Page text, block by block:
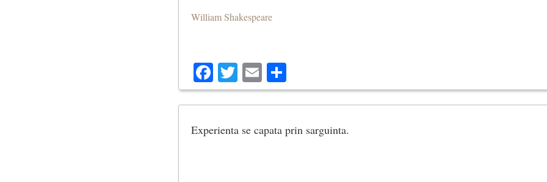
William Shakespeare
Facebook
Twitter
Email
Experienta se capata prin sarguinta.